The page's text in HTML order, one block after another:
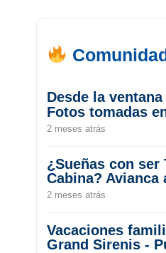
Desde la
Fotos tomadas
2 meses atrás
¿Sueñas con ser
Cabina? Avianca
2 meses atrás
Vacaciones
Grand Sirenis -